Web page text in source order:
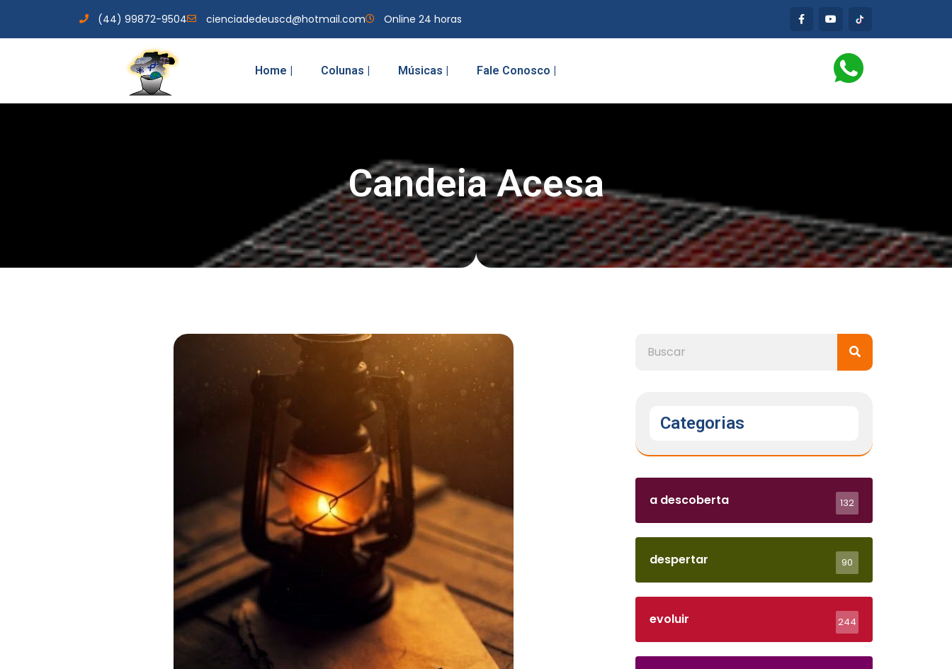
(44) 99872-9504 cienciadedeuscd@hotmail.com Online 24 horas
Home | Colunas | Músicas | Fale Conosco |
Candeia Acesa
Categorias
a descoberta 132
despertar 90
evoluir 244